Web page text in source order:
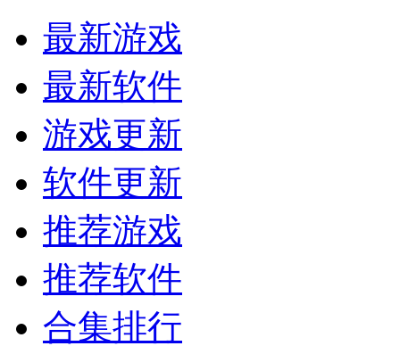
最新游戏
最新软件
游戏更新
软件更新
推荐游戏
推荐软件
合集排行